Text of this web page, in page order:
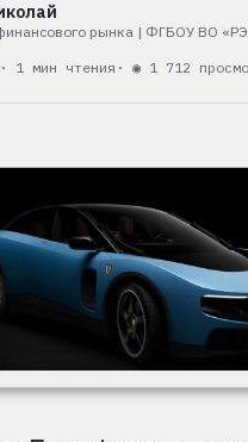
рынка | ФГБОУ ВО
1 мин чтения · ◉ 1 712